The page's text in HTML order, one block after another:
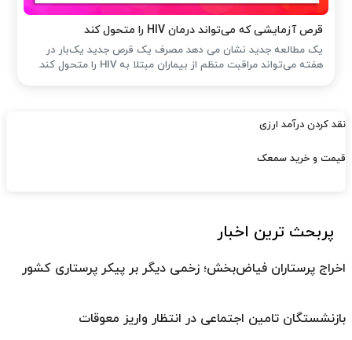
قرص آزمایشی که می‌تواند درمان HIV را متحول کند
یک مطالعه جدید نشان می دهد مصرف یک قرص جدید یک‌بار در
هفته می‌تواند مراقبت منظم از بیماران مبتلا به HIV را متحول کند.
نقد کردن درآمد ارزی
قیمت و خرید سمعک
پربحث ترین اخبار
اخراج پرستاران فیاض‌بخش؛ زخمی دیگر بر پیکر پرستاری کشور
بازنشستگان تامین اجتماعی در انتظار واریز معوقات